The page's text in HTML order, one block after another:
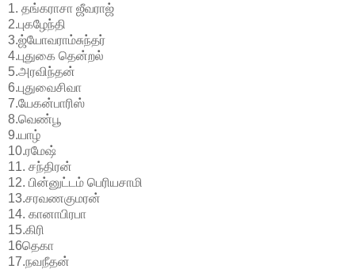
1. தங்கராசா ஜீவராஜ்
2.புகழேந்தி
3.ஜ்யோவராம்சுந்தர்
4.புதுகை தென்றல்
5.அரவிந்தன்
6.புதுவைசிவா
7.யேகன்பாரிஸ்
8.வெண்பூ
9.யாழ்
10.ரமேஷ்
11. சந்திரன்
12. பின்னுட்டம் பெரியசாமி
13.சரவணகுமரன்
14. கானாபிரபா
15.கிரி
16தெகா
17.நவநீதன்